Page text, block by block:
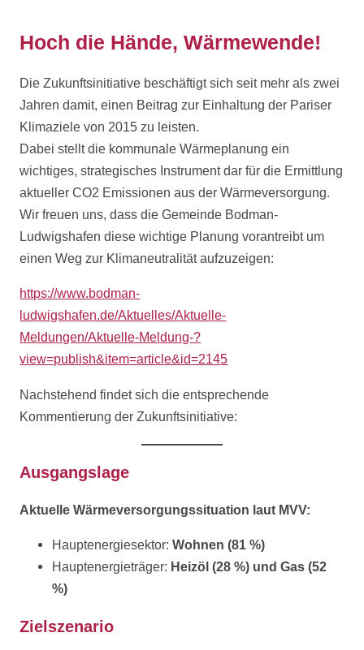
Hoch die Hände, Wärmewende!
Die Zukunftsinitiative beschäftigt sich seit mehr als zwei
Jahren damit, einen Beitrag zur Einhaltung der Pariser
Klimaziele von 2015 zu leisten.
Dabei stellt die kommunale Wärmeplanung ein
wichtiges, strategisches Instrument dar für die Ermittlung
aktueller CO2 Emissionen aus der Wärmeversorgung.
Wir freuen uns, dass die Gemeinde Bodman-
Ludwigshafen diese wichtige Planung vorantreibt um
einen Weg zur Klimaneutralität aufzuzeigen:
https://www.bodman-
ludwigshafen.de/Aktuelles/Aktuelle-
Meldungen/Aktuelle-Meldung-?
view=publish&item=article&id=2145
Nachstehend findet sich die entsprechende
Kommentierung der Zukunftsinitiative:
Ausgangslage
Aktuelle Wärmeversorgungssituation laut MVV:
Hauptenergiesektor:Wohnen (81 %)
Hauptenergieträger: Heizöl (28 %) und Gas (52
%)
Zielszenario